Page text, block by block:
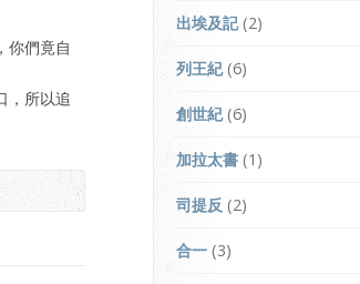
你們竟自
，所以追
出埃及記(2)
列王紀(6)
創世紀(6)
加拉太書 (1)
司提反 (2)
合一 (3)